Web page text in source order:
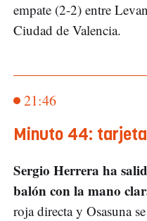
empate (2-2) entre
Ciudad de Valencia.
21:46
Minuto 44:
Sergio Herrera ha
balón con la mano
roja directa y Osasuna